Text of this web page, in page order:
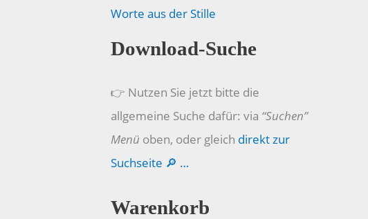
Worte aus der Stille
Download-Suche
👉 Nutzen Sie jetzt bitte die
allgemeine Suche dafür: via “Suchen”
Menü oben, oder gleich direkt zur
Suchseite 🔎 …
Warenkorb